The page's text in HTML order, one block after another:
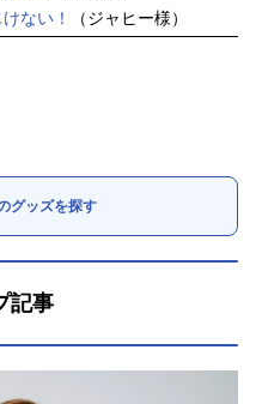
ない！ （ジャヒー様）
グッズを探す
記事